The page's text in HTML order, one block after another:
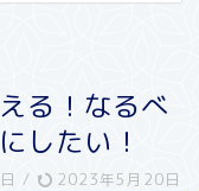
る！なるべ
したい！
/ 2023年5月20日